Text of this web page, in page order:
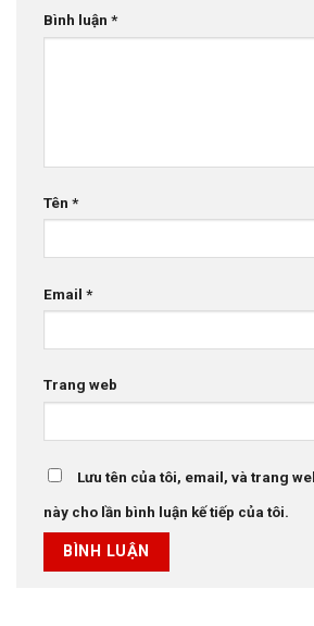
Bình luận *
Tên *
Email *
Trang web
Lưu tên của tôi, email, và trang
này cho lần bình luận kế tiếp của tôi.